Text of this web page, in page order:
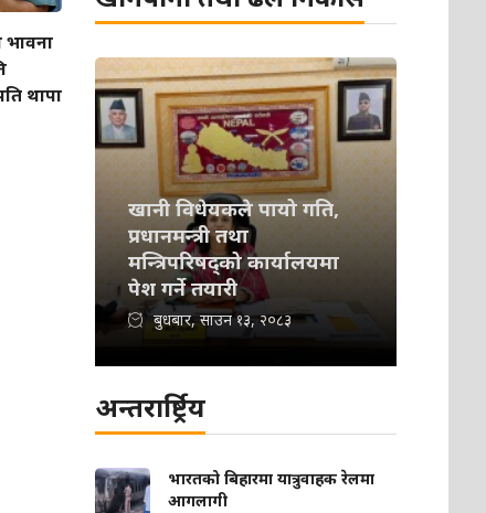
भावना
थापा
खानी विधेयकले पायो गति,
प्रधानमन्त्री तथा
मन्त्रिपरिषद्को कार्यालयमा
पेश गर्ने तयारी
बुधबार, साउन १३, २०८३
अन्तरार्ष्ट्रिय
भारतको बिहारमा यात्रुवाहक रेलमा
आगलागी